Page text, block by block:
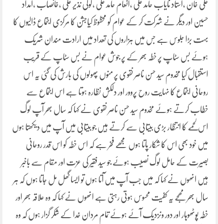
علی خان ،استاد نایاب حامد علی ،انعام حامد علی ،گوگی نذیر علی ،خانصاب ،امداد
حسین اور دیگر نے شرکت کر کے عوام کو محظوظ کیاجشن کا مرکزی اجتماع ڈالیوں کا
بہت بڑا جلوس ہے جس میں ہزاروں کی تعداد میں ارادت مندان شریک
ہوئے بس سٹاپ پر خطہ بھر کے پر جوش عوام نے بس سٹاپ کے قریب
استقبال کیا مخدوم سید حسن ناصر نقوی پر منوں پھولوں کی بارش کی گئی یہ اس
روحانی اجتماع کا نہایت روح پروور اور دلکش نظارہ ہوتا ہے اس اجتماع سے
خطاب کرتے ہوئے مخدوم سید حسن ناصر نقوی نے کہا کہ سال بھر آپ لوگ
اس لحمے کا انتظار بڑی بیتابی سے کرتے ہیں جو بیتابی میں آپ میں دیکھتا ہوں
میں خود بھی اس کا شکار پاتا ہوں مجھے فخر ہے کہ اس خطہ کو اس قدر روحانی
بصیرت کے حامل لوگ نصیب ہوئے جو سید فقیر کی عزت اور مقام سے باخبر
ہیں انھوں نے کہا کہ میں جب آپ میں آتا ہوں تو ایسا گھل مل جاتا ہوں کہ ہر
سال بھر مھجے یہ کفیت محسوس ہوتی رہتی ہے انھوں نے کہا کہ وہ علاقہ بھر اور
خطہ پوٹھوہار اور دور ونزدیک آئے ہوئے تمام مردان خدا کے شکر گزار ہوں کہ وہ